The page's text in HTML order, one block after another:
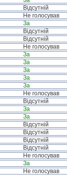
Відсутній
Не голосував
За
Відсутній
Відсутній
Не голосував
За
За
За
За
За
Не голосував
Відсутній
За
За
Відсутній
Відсутній
Відсутній
Відсутній
Не голосував
За
Не голосував